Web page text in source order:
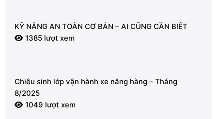
KỸ NĂNG AN TOÀN CƠ BẢN – AI CŨNG CẦN BIẾT
1385 lượt xem
Chiêu sinh lớp vận hành xe nâng hàng – Tháng
8/2025
1049 lượt xem